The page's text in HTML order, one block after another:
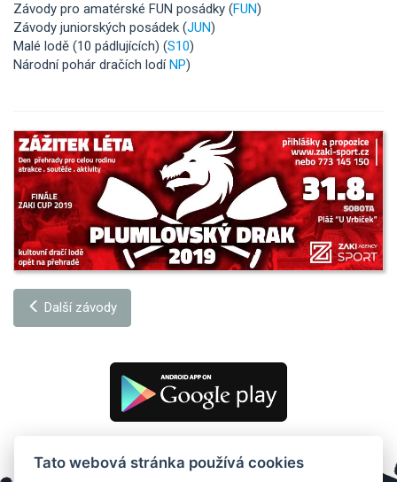
Závody pro amatérské FUN posádky (FUN)
Závody juniorských posádek (JUN)
Malé lodě (10 pádlujících) (S10)
Národní pohár dračích lodíNP)
Další závody
Tato webová stránka používá cookies